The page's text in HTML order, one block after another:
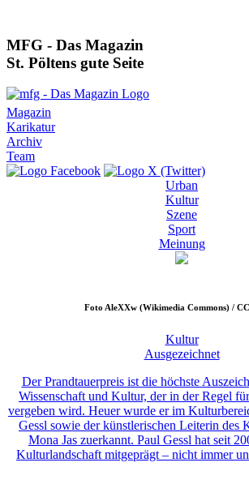
MFG - Das Magazin
St. Pöltens gute Seite
Magazin
Karikatur
Archiv
Team
Urban
Kultur
Szene
Sport
Meinung
Foto AleXXw (Wikimedia Commons) /
Kultur
Ausgezeichnet
Der Prandtauerpreis ist die höchste
Wissenschaft und Kultur, der in der Regel
vergeben wird. Heuer wurde er im
Gessl sowie der künstlerischen Leiterin des
Mona Jas zuerkannt. Paul Gessl hat seit
Kulturlandschaft mitgeprägt – nicht immer